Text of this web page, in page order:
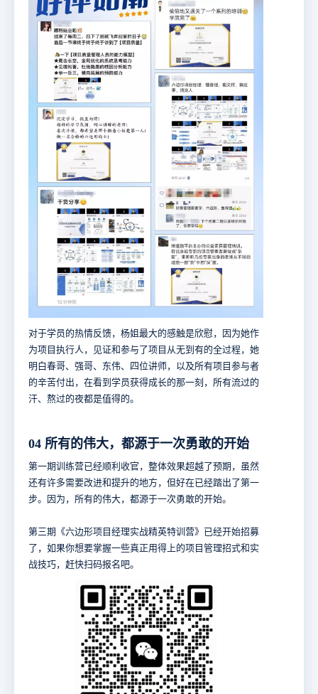
对于学员的热情反馈，杨姐最大的感触是欣慰，因为她作
为项目执行人，见证和参与了项目从无到有的全过程，她
明白春哥、强哥、东伟、四位讲师，以及所有项目参与者
的辛苦付出，在看到学员获得成长的那一刻，所有流过的
汗、熬过的夜都是值得的。
04 所有的伟大，都源于一次勇敢的开始
第一期训练营已经顺利收官，整体效果超越了预期，虽然
还有许多需要改进和提升的地方，但好在已经踏出了第一
步。因为，所有的伟大，都源于一次勇敢的开始。
第三期《六边形项目经理实战精英特训营》已经开始招募
了，如果你想要掌握一些真正用得上的项目管理招式和实
战技巧，赶快扫码报名吧。